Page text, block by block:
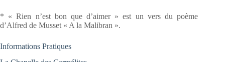
* « Rien n’est bon que d’aimer » est un vers du poème
d’Alfred de Musset « A la Malibran ».
Informations Pratiques